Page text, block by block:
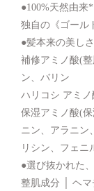
●100%天然由来
独自の《ゴール
●髪本来の美し
補修アミノ酸(
ン、バリン
ハリコシ アミ
保湿アミノ酸(
ニン、アラニン
リシン、フェニ
●選び抜かれた
整肌成分 │ ヘマ